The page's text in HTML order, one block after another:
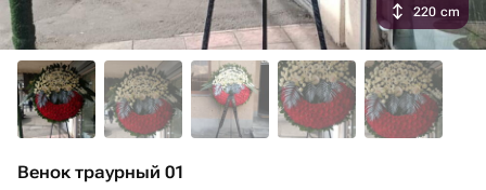
Венок траурный 01
220 cm